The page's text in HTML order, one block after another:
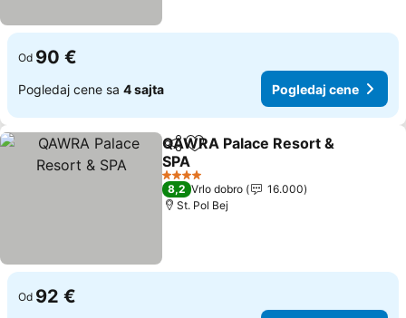
Od 90 €
Pogledaj cene sa 4 sajta Pogledaj cene
Deli Dodati u favorite
QAWRA Palace Resort &
SPA
4 Zvezdice
8,2 Vrlo dobro
16.000
St. Pol Bej
Od 92 €